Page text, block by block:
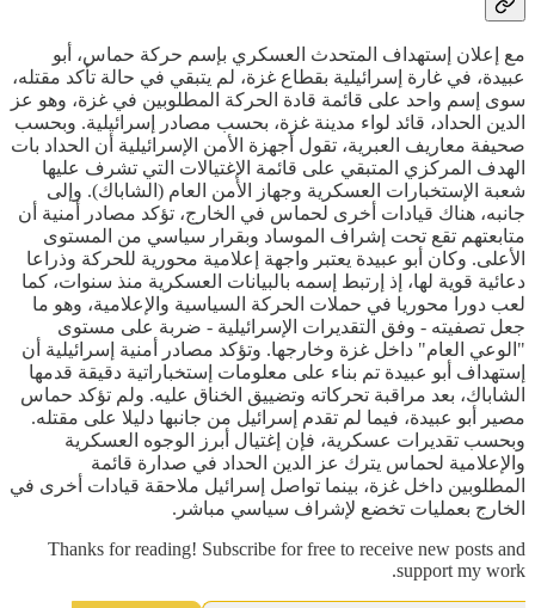
مع إعلان إستهداف المتحدث العسكري بإسم حركة حماس، أبو
عبيدة، في غارة إسرائيلية بقطاع غزة، لم يتبقي في حالة تأكد مقتله،
سوى إسم واحد على قائمة قادة الحركة المطلوبين في غزة، وهو عز
الدين الحداد، قائد لواء مدينة غزة، بحسب مصادر إسرائيلية. وبحسب
صحيفة معاريف العبرية، تقول أجهزة الأمن الإسرائيلية أن الحداد بات
الهدف المركزي المتبقي على قائمة الإغتيالات التي تشرف عليها
شعبة الإستخبارات العسكرية وجهاز الأمن العام (الشاباك). وإلى
جانبه، هناك قيادات أخرى لحماس في الخارج، تؤكد مصادر أمنية أن
متابعتهم تقع تحت إشراف الموساد وبقرار سياسي من المستوى
الأعلى. وكان أبو عبيدة يعتبر واجهة إعلامية محورية للحركة وذراعا
دعائية قوية لها، إذ إرتبط إسمه بالبيانات العسكرية منذ سنوات، كما
لعب دورا محوريا في حملات الحركة السياسية والإعلامية، وهو ما
جعل تصفيته - وفق التقديرات الإسرائيلية - ضربة على مستوى
"الوعي العام" داخل غزة وخارجها. وتؤكد مصادر أمنية إسرائيلية أن
إستهداف أبو عبيدة تم بناء على معلومات إستخباراتية دقيقة قدمها
الشاباك، بعد مراقبة تحركاته وتضييق الخناق عليه. ولم تؤكد حماس
مصير أبو عبيدة، فيما لم تقدم إسرائيل من جانبها دليلا على مقتله.
وبحسب تقديرات عسكرية، فإن إغتيال أبرز الوجوه العسكرية
والإعلامية لحماس يترك عز الدين الحداد في صدارة قائمة
المطلوبين داخل غزة، بينما تواصل إسرائيل ملاحقة قيادات أخرى في
الخارج بعمليات تخضع لإشراف سياسي مباشر.
Thanks for reading! Subscribe for free to receive new posts and
support my work.